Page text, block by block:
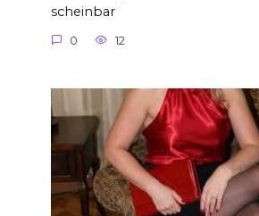
scheinbar
0 12